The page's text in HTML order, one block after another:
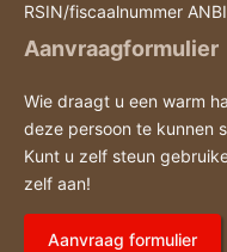
RSIN/fiscaalnummer
Aanvraagformulier
Wie draagt u een warm
deze persoon te kunnen
Kunt u zelf steun
zelf aan!
Aanvraag formulier